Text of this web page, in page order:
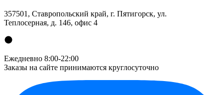
357501, Ставропольский край, г. Пятигорск, ул.
Теплосерная, д. 146, офис 4
Ежедневно 8:00-22:00
Заказы на сайте принимаются круглосуточно